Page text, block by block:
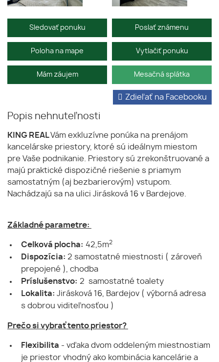
Sledovať ponuku Poslať známenu
Poloha na mape Vytlačiť ponuku
Mám záujem Mesačná splátka
Popis nehnuteľnosti
Zdieľať na Facebooku
KING REALVám exkluzívne ponúka na prenájom
kancelárske priestory, ktoré sú ideálnym miestom
pre Vaše podnikanie. Priestory sú zrekonštruované a
majú praktické dispozičné riešenie s priamym
samostatným (aj bezbarierovým) vstupom.
Nachádzajú sa na ulici Jirásková 16 v Bardejove.
Základné parametre:
Celková plocha: 42,5m2
Dispozícia: 2 samostatné miestnosti ( zároveň
prepojené ), chodba
Príslušenstvo: 2 samostatné toalety
Lokalita: Jirásková 16, Bardejov ( výborná adresa
s dobrou viditeľnosťou )
Prečo si vybrať tento priestor?
Flexibilita - vďaka dvom oddeleným miestnostiam
je priestor vhodný ako kombinácia kancelárie a